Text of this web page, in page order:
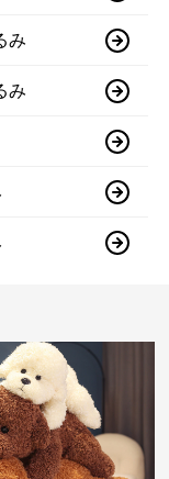
み
み